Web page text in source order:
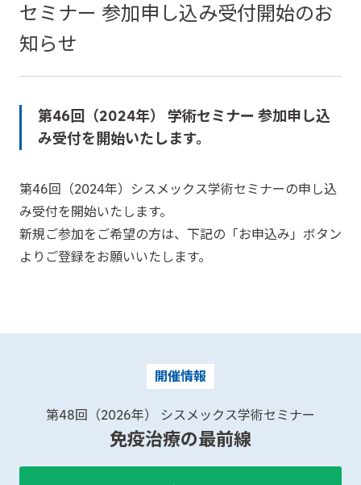
セミナー 参加申し込み受付開始のお
知らせ
第46回（2024年） 学術セミナー 参加申し込
み受付を開始いたします。
第46回（2024年）シスメックス学術セミナーの申し込
み受付を開始いたします。
新規ご参加をご希望の方は、下記の「お申込み」ボタン
よりご登録をお願いいたします。
開催情報
第48回（2026年） シスメックス学術セミナー
免疫治療の最前線